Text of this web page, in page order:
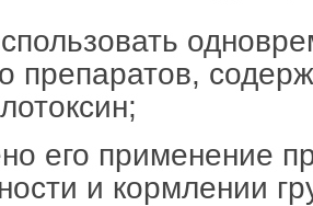
препаратов,
его применение
и кормлении